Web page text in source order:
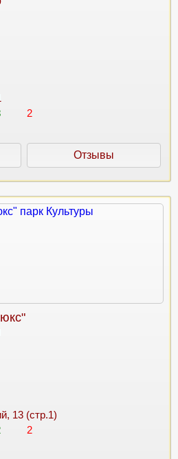
2
Отзывы
13 (стр.1)
2